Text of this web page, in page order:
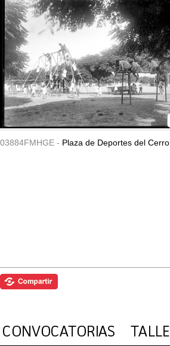
03884FMHGE - Plaza de Deportes del Cerro.